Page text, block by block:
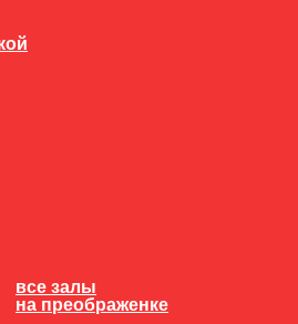
все залы
на преображенке